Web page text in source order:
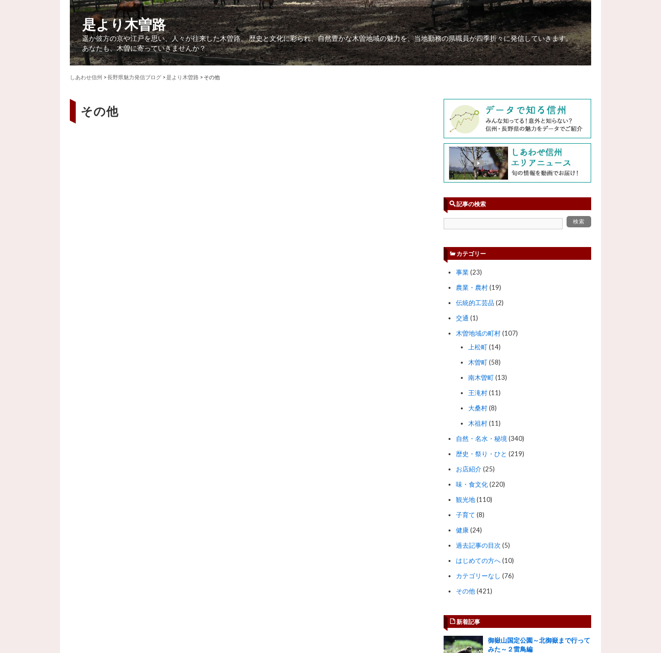
是より木曽路
遥か彼方の京や江戸を思い、人々が往来した木曽路。 歴史と文化に彩られ、自然豊かな木曽地域の魅力を、当地勤務の県職員が四季折々に発信していきます。
あなたも、木曽に寄っていきませんか？
しあわせ信州 >長野県魅力発信ブログ >是より木曽路 > その他
その他
記事の検索
カテゴリー
事業(23)
農業・農村(19)
伝統的工芸品 (2)
交通 (1)
木曽地域の町村(107)
上松町(14)
木曽町(58)
南木曽町(13)
王滝村(11)
大桑村(8)
木祖村(11)
自然・名水・秘境(340)
歴史・祭り・ひと (219)
お店紹介(25)
味・食文化(220)
観光地(110)
子育て (8)
健康(24)
過去記事の目次 (5)
はじめての方へ(10)
カテゴリーなし (76)
その他(421)
新着記事
御嶽山国定公園～北御嶽まで行って
みた～２雷鳥編